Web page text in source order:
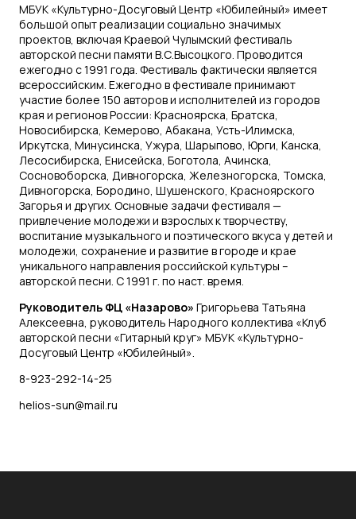
МБУК «Культурно-Досуговый Центр «Юбилейный» имеет
большой опыт реализации социально значимых
проектов, включая Краевой Чулымский фестиваль
авторской песни памяти В.С.Высоцкого. Проводится
ежегодно с 1991 года. Фестиваль фактически является
всероссийским. Ежегодно в фестивале принимают
участие более 150 авторов и исполнителей из городов
края и регионов России: Красноярска, Братска,
Новосибирска, Кемерово, Абакана, Усть-Илимска,
Иркутска, Минусинска, Ужура, Шарыпово, Юрги, Канска,
Лесосибирска, Енисейска, Боготола, Ачинска,
Сосновоборска, Дивногорска, Железногорска, Томска,
Дивногорска, Бородино, Шушенского, Красноярского
Загорья и других. Основные задачи фестиваля —
привлечение молодежи и взрослых к творчеству,
воспитание музыкального и поэтического вкуса у детей и
молодежи, сохранение и развитие в городе и крае
уникального направления российской культуры –
авторской песни. С 1991 г. по наст. время.
Руководитель ФЦ «Назарово» Григорьева Татьяна
Алексеевна, руководитель Народного коллектива «Клуб
авторской песни «Гитарный круг» МБУК «Культурно-
Досуговый Центр «Юбилейный».
8-923-292-14-25
helios-sun@mail.ru